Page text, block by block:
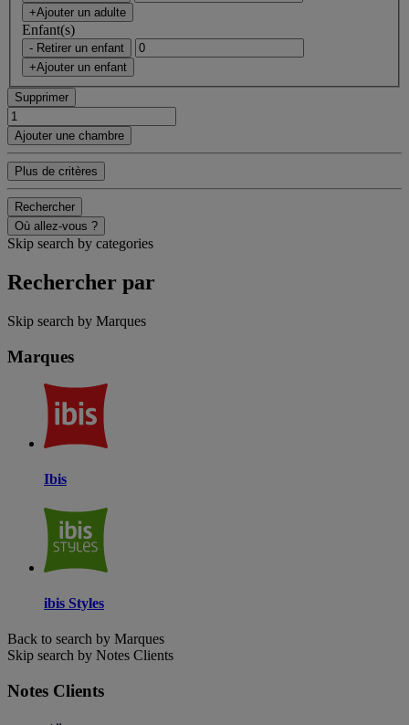
+Ajouter un adulte
Enfant(s)
- Retirer un enfant
+Ajouter un enfant
Supprimer
Ajouter une chambre
Plus de critères
Rechercher
Où allez-vous ?
Skip search by categories
Rechercher par
Skip search by Marques
Marques
Ibis
ibis Styles
Back to search by Marques
Skip search by Notes Clients
Notes Clients